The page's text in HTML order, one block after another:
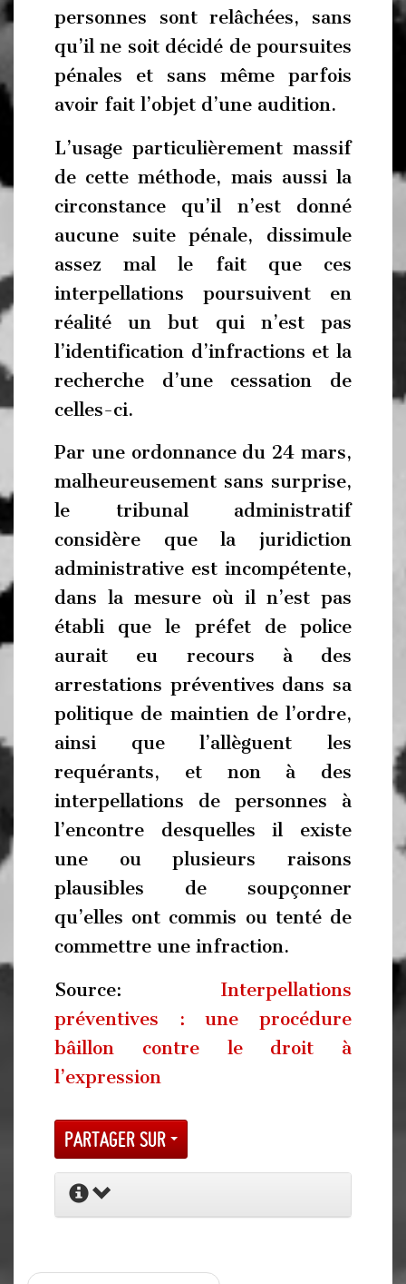
personnes sont relâchées, sans
qu’il ne soit décidé de poursuites
pénales et sans même parfois
avoir fait l’objet d’une audition.
L’usage particulièrement massif
de cette méthode, mais aussi la
circonstance qu’il n’est donné
aucune suite pénale, dissimule
assez mal le fait que ces
interpellations poursuivent en
réalité un but qui n’est pas
l’identification d’infractions et la
recherche d’une cessation de
celles-ci.
Par une ordonnance du 24 mars,
malheureusement sans surprise,
le tribunal administratif
considère que la juridiction
administrative est incompétente,
dans la mesure où il n’est pas
établi que le préfet de police
aurait eu recours à des
arrestations préventives dans sa
politique de maintien de l’ordre,
ainsi que l’allèguent les
requérants, et non à des
interpellations de personnes à
l’encontre desquelles il existe
une ou plusieurs raisons
plausibles de soupçonner
qu’elles ont commis ou tenté de
commettre une infraction.
Source: Interpellations
préventives : une procédure
bâillon contre le droit à
l’expression
Partager sur